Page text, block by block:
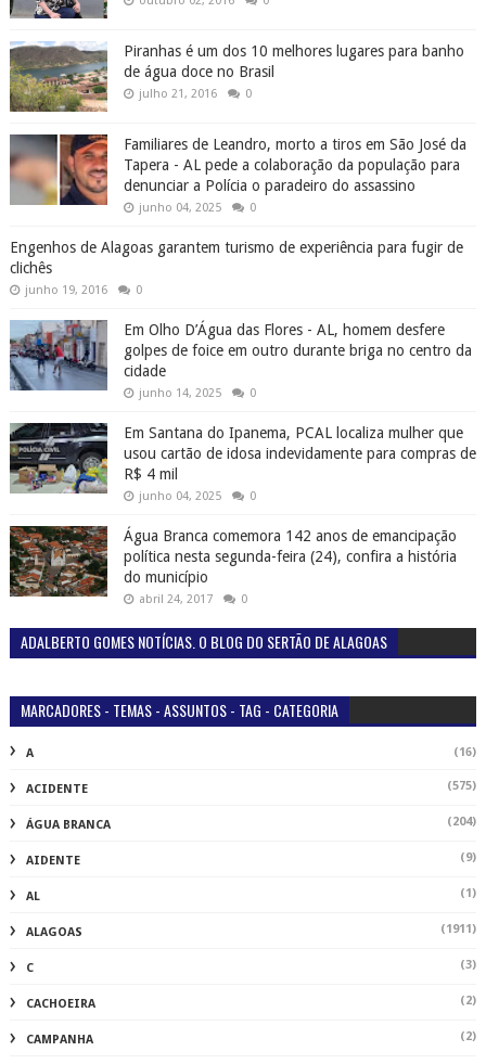
Piranhas é um dos 10 melhores lugares para banho
de água doce no Brasil
julho 21, 2016 0
Familiares de Leandro, morto a tiros em São José da
Tapera - AL pede a colaboração da população para
denunciar a Polícia o paradeiro do assassino
junho 04, 2025 0
Engenhos de Alagoas garantem turismo de experiência para fugir de
clichês
junho 19, 2016 0
Em Olho D’Água das Flores - AL, homem desfere
golpes de foice em outro durante briga no centro da
cidade
junho 14, 2025 0
Em Santana do Ipanema, PCAL localiza mulher que
usou cartão de idosa indevidamente para compras de
R$ 4 mil
junho 04, 2025 0
Água Branca comemora 142 anos de emancipação
política nesta segunda-feira (24), confira a história
do município
abril 24, 2017 0
ADALBERTO GOMES NOTÍCIAS. O BLOG DO SERTÃO DE ALAGOAS
MARCADORES - TEMAS - ASSUNTOS - TAG - CATEGORIA
A (16)
ACIDENTE (575)
ÁGUA BRANCA (204)
AIDENTE (9)
AL (1)
ALAGOAS (1911)
C (3)
CACHOEIRA (2)
CAMPANHA (2)